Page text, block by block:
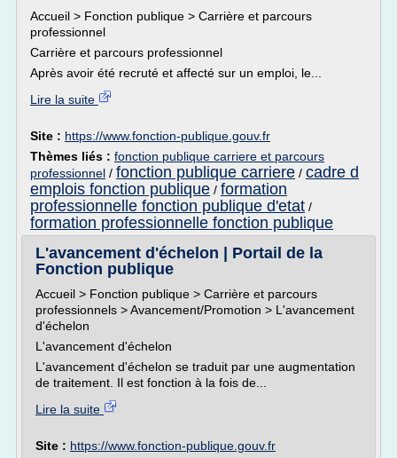
Accueil > Fonction publique > Carrière et parcours
professionnel
Carrière et parcours professionnel
Après avoir été recruté et affecté sur un emploi, le...
Lire la suite
Site : https://www.fonction-publique.gouv.fr
Thèmes liés : fonction publique carriere et parcours
professionnel / fonction publique carriere / cadre d
emplois fonction publique / formation
professionnelle fonction publique d'etat /
formation professionnelle fonction publique
L'avancement d'échelon | Portail de la
Fonction publique
Accueil > Fonction publique > Carrière et parcours
professionnels > Avancement/Promotion > L'avancement
d'échelon
L'avancement d'échelon
L'avancement d'échelon se traduit par une augmentation
de traitement. Il est fonction à la fois de...
Lire la suite
Site : https://www.fonction-publique.gouv.fr